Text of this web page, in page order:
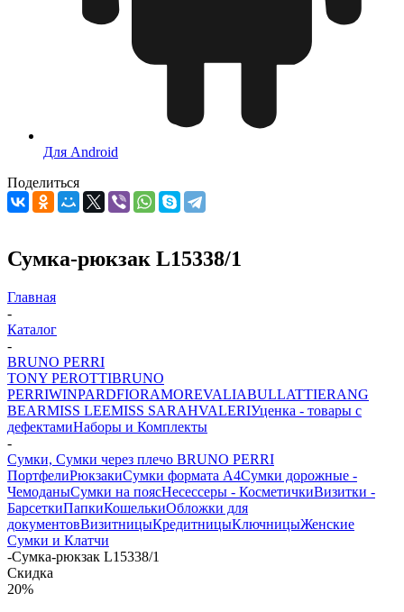
Для Android
Поделиться
Сумка-рюкзак L15338/1
Главная
-
Каталог
-
BRUNO PERRI
TONY PEROTTIBRUNO
PERRIWINPARDFIORAMOREVALIABULLATTIERANG
BEARMISS LEEMISS SARAHVALERIУценка - товары с
дефектамиНаборы и Комплекты
-
Сумки, Сумки через плечо BRUNO PERRI
ПортфелиРюкзакиСумки формата А4Сумки дорожные -
ЧемоданыСумки на поясНесессеры - КосметичкиВизитки -
БарсеткиПапкиКошелькиОбложки для
документовВизитницыКредитницыКлючницыЖенские
Сумки и Клатчи
-Сумка-рюкзак L15338/1
Скидка
20%